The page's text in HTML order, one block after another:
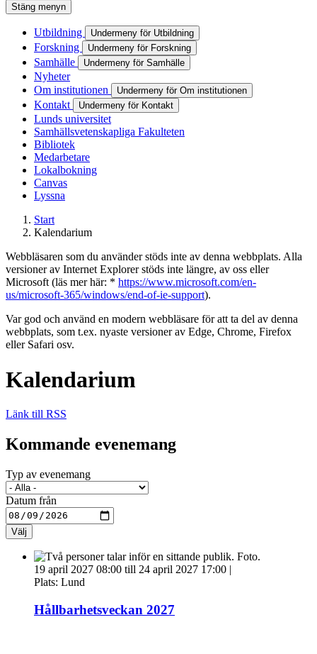
Stäng menyn
Utbildning Undermeny för Utbildning
Forskning Undermeny för Forskning
Samhälle Undermeny för Samhälle
Nyheter
Om institutionen
Undermeny för Om institutionen
Kontakt Undermeny för Kontakt
Lunds universitet
Samhällsvetenskapliga Fakulteten
Bibliotek
Medarbetare
Lokalbokning
Canvas
Lyssna
Start
Kalendarium
Webbläsaren som du använder stöds inte av denna webbplats. Alla
versioner av Internet Explorer stöds inte längre, av oss eller
Microsoft (läs mer här: * https://www.microsoft.com/en-
us/microsoft-365/windows/end-of-ie-support).
Var god och använd en modern webbläsare för att ta del av denna
webbplats, som t.ex. nyaste versioner av Edge, Chrome, Firefox
eller Safari osv.
Kalendarium
Länk till RSS
Kommande evenemang
Typ av evenemang
Datum från
19 april 2027 08:00 till 24 april 2027 17:00 |
Plats: Lund
Hållbarhetsveckan 2027